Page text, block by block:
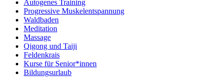
Autogenes Training
Progressive Muskelentspannung
Waldbaden
Meditation
Massage
Qigong und Taiji
Feldenkrais
Kurse für Senior*innen
Bildungsurlaub